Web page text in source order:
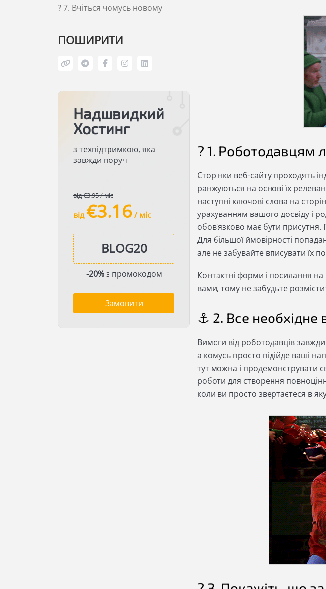
? 7. Вчіться чомусь новому
ПОШИРИТИ
Надшвидкий
Хостинг
з техпідтримкою, яка
завжди поруч
від €3.95 / міс
від€3.16/ міс
-20%з промокодом
Замовити
? 1. Роботодавцям
Сторінки веб-сайту проходять
ранжуються на основі їх
наступні ключові слова на
урахуванням вашого досвіду і
обов’язково має бути присутня.
Для більшої ймовірності
але не забувайте вписувати їх
Контактні форми і посилання
вами, тому не забудьте
⚓ 2. Все необхідне
Вимоги від роботодавців
а комусь просто підійде ваші
тут можна і продемонструвати
роботи для створення
коли ви просто звертаєтеся в